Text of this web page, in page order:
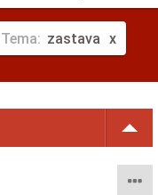
Tema: zastava